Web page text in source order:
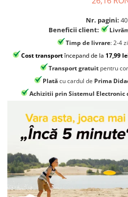
Jocuri invatat limba engleza
Jocuri Origami
Jocuri si jucarii educative
Jocuri STEAM
Jucarii interactive
Jucarii muzicale
Masinute si trenulete
Roboti de jucarie
Nr. pagini: 40
Beneficii client:
Timp de livrare: 2-4
Cost transportîncepand de la 17,99
Transport gratuit pentru
Platăcu cardul de Prima
Achizitii prin Sistemul Electronic